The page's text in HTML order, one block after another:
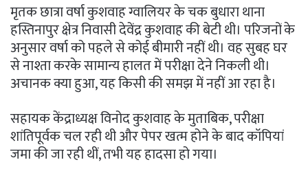
मृतक छात्रा वर्षा कुशवाह ग्वालियर के चक बुधारा थाना
हस्तिनापुर क्षेत्र निवासी देवेंद्र कुशवाह की बेटी थी। परिजनों के
अनुसार वर्षा को पहले से कोई बीमारी नहीं थी। वह सुबह घर
से नाश्ता करके सामान्य हालत में परीक्षा देने निकली थी।
अचानक क्या हुआ, यह किसी की समझ में नहीं आ रहा है।
सहायक केंद्राध्यक्ष विनोद कुशवाह के मुताबिक, परीक्षा
शांतिपूर्वक चल रही थी और पेपर खत्म होने के बाद कॉपियां
जमा की जा रही थीं, तभी यह हादसा हो गया।